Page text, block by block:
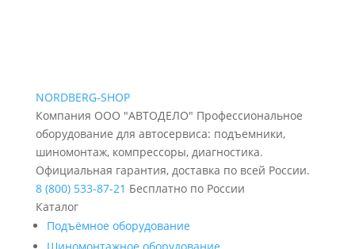
NORDBERG-SHOP
Компания ООО "АВТОДЕЛО" Профессиональное
оборудование для автосервиса: подъемники,
шиномонтаж, компрессоры, диагностика.
Официальная гарантия, доставка по всей России.
8 (800) 533-87-21 Бесплатно по России
Каталог
Подъёмное оборудование